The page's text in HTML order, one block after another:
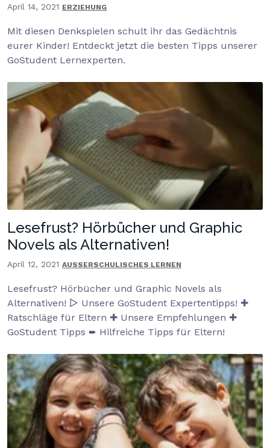
April 14, 2021 ERZIEHUNG
Mit diesen Denkspielen schult ihr das Gedächtnis
eurer Kinder! Entdeckt jetzt die besten Tipps unserer
GoStudent Lernexperten.
Lesefrust? Hörbücher und Graphic
Novels als Alternativen!
April 12, 2021 AUSSERSCHULISCHES LERNEN
Lesefrust? Hörbücher und Graphic Novels als
Alternativen! ▷ Unsere GoStudent Expertentipps! ✚
Ratschläge für Eltern ✚ Unsere Empfehlungen ✚
GoStudent Tipps ➨ Hilfreiche Tipps für Eltern!